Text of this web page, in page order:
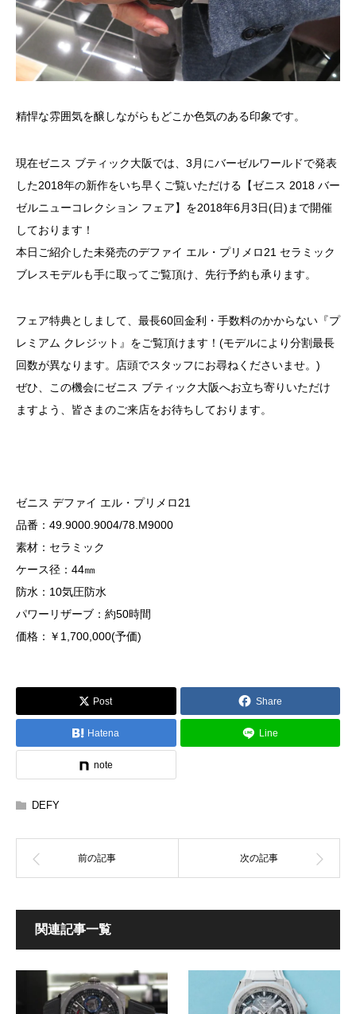
精悍な雰囲気を醸しながらもどこか色気のある印象です。
現在ゼニス ブティック大阪では、3月にバーゼルワールドで発表
した2018年の新作をいち早くご覧いただける【ゼニス 2018 バー
ゼルニューコレクション フェア】を2018年6月3日(日)まで開催
しております！
本日ご紹介した未発売のデファイ エル・プリメロ21 セラミック
ブレスモデルも手に取ってご覧頂け、先行予約も承ります。
フェア特典としまして、最長60回金利・手数料のかからない『プ
レミアム クレジット』をご覧頂けます！(モデルにより分割最長
回数が異なります。店頭でスタッフにお尋ねくださいませ。)
ぜひ、この機会にゼニス ブティック大阪へお立ち寄りいただけ
ますよう、皆さまのご来店をお待ちしております。
ゼニス デファイ エル・プリメロ21
品番：49.9000.9004/78.M9000
素材：セラミック
ケース径：44㎜
防水：10気圧防水
パワーリザーブ：約50時間
価格：￥1,700,000(予価)
Post Share
Hatena Line
note
DEFY
関連記事一覧